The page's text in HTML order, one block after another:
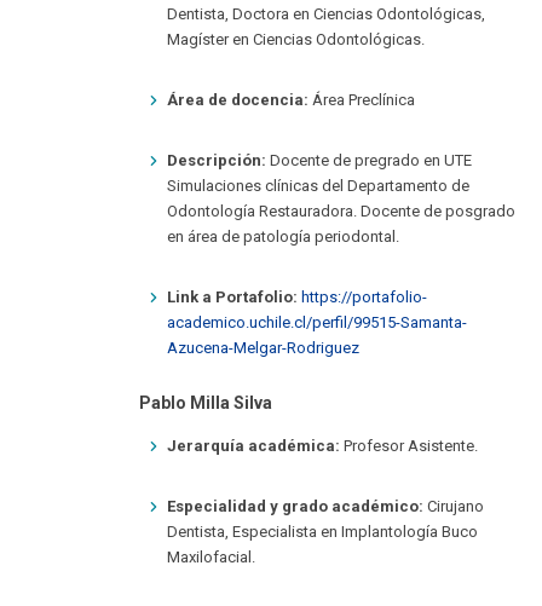
Dentista, Doctora en Ciencias Odontológicas,
Magíster en Ciencias Odontológicas.
Área de docencia: Área Preclínica
Descripción: Docente de pregrado en UTE
Simulaciones clínicas del Departamento de
Odontología Restauradora. Docente de posgrado
en área de patología periodontal.
Link a Portafolio: https://portafolio-
academico.uchile.cl/perfil/99515-Samanta-
Azucena-Melgar-Rodriguez
Pablo Milla Silva
Jerarquía académica: Profesor Asistente.
Especialidad y grado académico: Cirujano
Dentista, Especialista en Implantología Buco
Maxilofacial.